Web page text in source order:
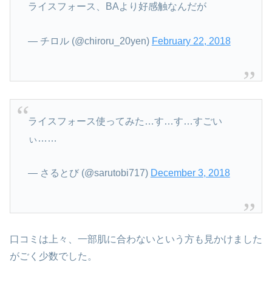
ライスフォース、BAより好感触なんだが
— チロル (@chiroru_20yen) February 22, 2018
ライスフォース使ってみた…す…す…すごい
ぃ……
— さるとび (@sarutobi717) December 3, 2018
口コミは上々、一部肌に合わないという方も見かけました
がごく少数でした。